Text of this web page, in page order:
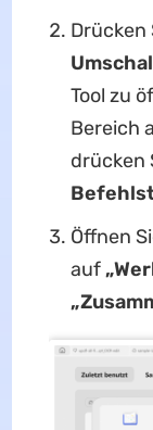
Drücken
Tool zu
Bereich
drücken
Öffnen
auf